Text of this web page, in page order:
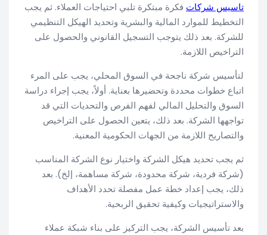
تاسيس شركات فكرة مبتكرة تلبي احتياجات العملاء. ثم يجب
التخطيط للموارد المالية والبشرية وتحديد الهيكل التنظيمي
للشركة. بعد ذلك يتوجب التسجيل القانوني والحصول على
التراخيص اللازمة.
لتأسيس شركة ناجحة في السوق المحلي، يجب على المرء
اتباع خطوات محددة وتحضيرها بعناية. أولاً، يجب إجراء دراسة
السوق والتحليل المالي لفهم الفرص والتحديات التي قد
تواجهها الشركة. بعد ذلك، يتعين الحصول على التراخيص
والتصاريح اللازمة من الجهات الحكومية المعنية.
ثم يجب تحديد هيكل الشركة واختيار نوع الشركة المناسب
(شركة فردية، شركة محدودة، شركة مساهمة، إلخ). بعد
ذلك، يجب إعداد خطة عمل مفصلة تحدد الأهداف
والاستراتيجيات وكيفية تحقيق الربحية.
بعد تأسيس الشركة، يجب التركيز على بناء شبكة عملاء